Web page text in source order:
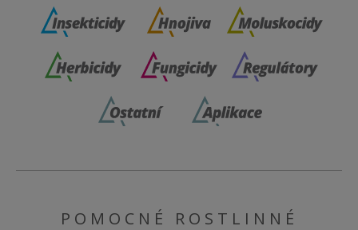
POMOCNÉ ROSTLINNÉ